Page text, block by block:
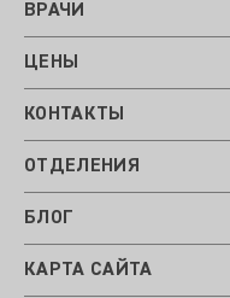
ВРАЧИ
ЦЕНЫ
КОНТАКТЫ
ОТДЕЛЕНИЯ
БЛОГ
КАРТА САЙТА